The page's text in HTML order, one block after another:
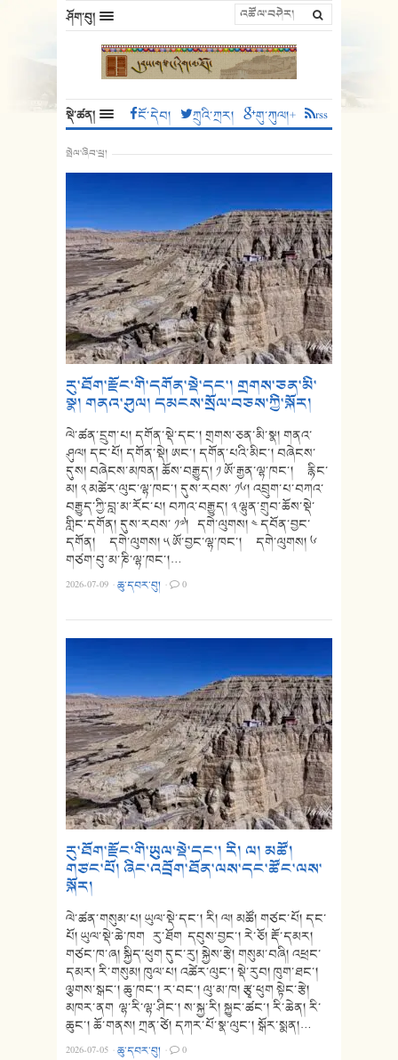
ཤོག་བུ།
སྡེ་ཚན། ངོ་དེབ། ཀྲུའི་ཀྲར། གུ་ཀུལ།+ rss
སྤེལ་ཞིབ་ཕྲ།
རུ་ཐོག་རྫོང་གི་དགོན་སྡེ་དང་། གྲགས་ཅན་མི་
སྣ། གནའ་ཤུལ། དམངས་སྲོལ་བཅས་ཀྱི་སྐོར།
ལེ་ཚན་དྲུག་པ། དགོན་སྡེ་དང་། གྲགས་ཅན་མི་སྣ། གནའ་
ཤུལ། དང་པོ། དགོན་སྡེ། ཨང་། དགོན་པའི་མིང་། བཞེངས་
དུས། བཞེངས་མཁན། ཆོས་བརྒྱུད། ༡ ཨོ་རྒྱན་ལྷ་ཁང་། རྙིང་
མ། ༢ མཚེར་ལུང་ལྷ་ཁང་། དུས་རབས་ ༡༦། འབྲུག་པ་བཀའ་
བརྒྱུད་ཀྱི་བླ་མ་རོང་པ། བཀའ་བརྒྱུད། ༣ ལྷུན་གྲུབ་ཆོས་སྡེ་
གླིང་དགོན། དུས་རབས་ ༡༧། དགེ་ལུགས། ༤ དབོན་བྱང་
དགོན། དགེ་ལུགས། ༥ ཨོ་བྱང་ལྷ་ཁང་། དགེ་ལུགས། ༦
གཙག་བུ་མ་ཎི་ལྷ་ཁང་།…
2026-07-09 ·ཆུ་དབར་བུ། · 0
རུ་ཐོག་རྫོང་གི་ཡུལ་སྡེ་དང་། རི། ལ། མཚོ།
གཙང་པོ། ཞིང་འབྲོག་ཐོན་ལས་དང་ཚོང་ལས་
སྐོར།
ལེ་ཚན་གསུམ་པ། ཡུལ་སྡེ་དང་། རི། ལ། མཚོ། གཙང་པོ། དང་
པོ། ཡུལ་སྡེ་ཆེ་ཁག རུ་ཐོག དབུས་བྱང་། རེ་ཅོ། རྡོ་དམར།
གཙང་ཁ་ཞ། སྐྱིད་ཕུག དུང་རུ། སྐྱེས་རྩེ། གསུམ་བཞི། འཕྲང་
དམར། རི་གསུམ། ཁུལ་པ། འཚེར་ལུང་། སྡེ་རུབ། ཁུག་ཐང་།
ལྕགས་སྒང་། ཆུ་ཁང་། ར་བང་། ལུ་མ་ཁ། རྩྭ་ཕུག སྟེང་རྩེ།
མཁར་ནག ལྷ་རི་ལྷ་ཤིང་། ས་སྐྱ་རི། སྐྱུང་ཚང་། རི་ཆེན། རི་
ཆུང་། ཆོ་གནས། ཀྲན་ཙེ། དཀར་པོ་སྣ་ལུང་། སྒོར་སྨན།…
2026-07-05 ·ཆུ་དབར་བུ། · 0